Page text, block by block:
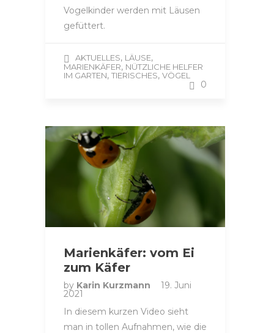
Vogelkinder werden mit Läusen
gefüttert.
AKTUELLES, LÄUSE,
MARIENKÄFER, NÜTZLICHE HELFER
IM GARTEN, TIERISCHES, VÖGEL
0
Marienkäfer: vom Ei
zum Käfer
by Karin Kurzmann 19. Juni
2021
In diesem kurzen Video sieht
man in tollen Aufnahmen, wie die